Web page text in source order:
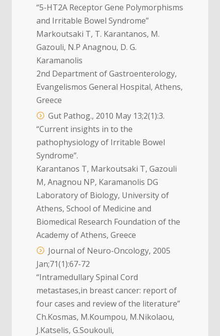
“5-HT2A Receptor Gene Polymorphisms
and Irritable Bowel Syndrome”
Markoutsaki T, T. Karantanos, M.
Gazouli, N.P Anagnou, D. G.
Karamanolis
2nd Department of Gastroenterology,
Evangelismos General Hospital, Athens,
Greece
Gut Pathog., 2010 May 13;2(1):3.
“Current insights in to the
pathophysiology of Irritable Bowel
Syndrome”.
Karantanos T, Markoutsaki T, Gazouli
M, Anagnou NP, Karamanolis DG
Laboratory of Biology, University of
Athens, School of Medicine and
Biomedical Research Foundation of the
Academy of Athens, Greece
Journal of Neuro-Oncology, 2005
Jan;71(1):67-72
“Intramedullary Spinal Cord
metastases,in breast cancer: report of
four cases and review of the literature”
Ch.Kosmas, M.Koumpou, M.Nikolaou,
J.Katselis, G.Soukouli,